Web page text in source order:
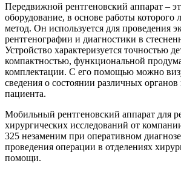
Передвижной рентгеновский аппарат –
оборудование, в основе работы которого
метод. Он используется для проведения
рентгенографии и диагностики в
Устройство характеризуется точностью
компактностью, функциональной
комплектации. С его помощью можно
сведения о состоянии различных
пациента.
Мобильный рентгеновский аппарат для
хирургических исследований от
325 незаменим при оперативном
проведения операции в отделениях
помощи.